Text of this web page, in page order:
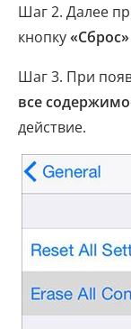
Шаг 2. Далее
кнопку«Сброс»
Шаг 3. При
все
действие.